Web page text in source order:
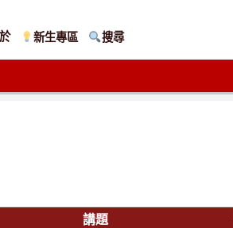
新生專區 搜尋
講題